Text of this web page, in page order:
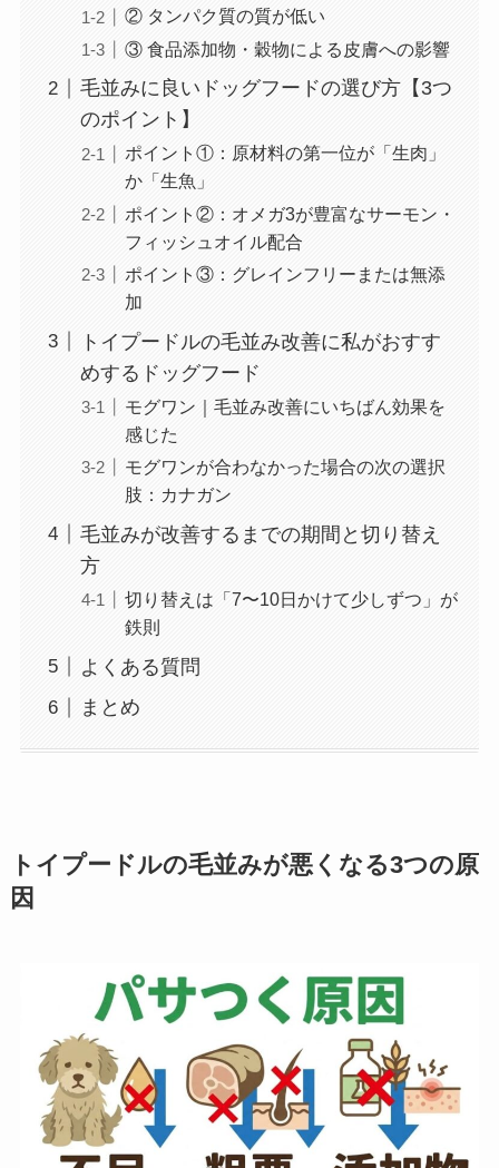
② タンパク質の質が低い
③ 食品添加物・穀物による皮膚への影響
毛並みに良いドッグフードの選び方【3つ
のポイント】
ポイント①：原材料の第一位が「生肉」
か「生魚」
ポイント②：オメガ3が豊富なサーモン・
フィッシュオイル配合
ポイント③：グレインフリーまたは無添
加
トイプードルの毛並み改善に私がおすす
めするドッグフード
モグワン｜毛並み改善にいちばん効果を
感じた
モグワンが合わなかった場合の次の選択
肢：カナガン
毛並みが改善するまでの期間と切り替え
方
切り替えは「7〜10日かけて少しずつ」が
鉄則
よくある質問
まとめ
トイプードルの毛並みが悪くなる3つの原
因